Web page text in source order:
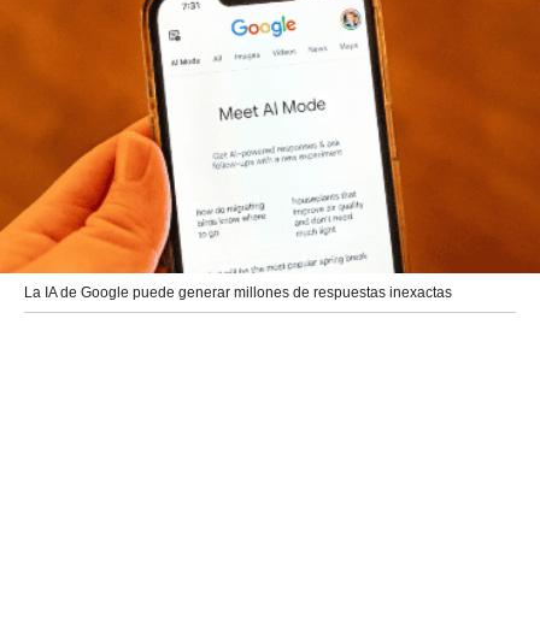
La IA de Google puede generar millones de respuestas inexactas